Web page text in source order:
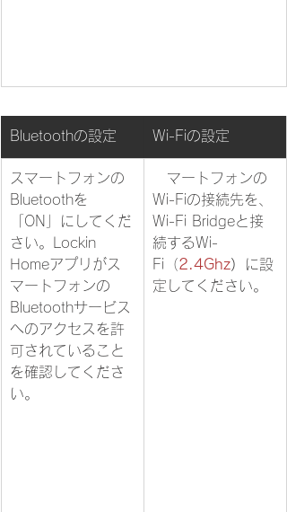
​Bluetoothの設定 ​Wi-Fiの設定
​スマートフォンの
Bluetoothを
「ON」にしてくだ
さい。Lockin
Homeアプリがス
マートフォンの
Bluetoothサービス
へのアクセスを許
可されていること
を確認してくださ
い。
スマートフォンの
Wi-Fiの接続先を、
Wi-Fi Bridgeと接
続するWi-
Fi（2.4Ghz）
に設
定してください。